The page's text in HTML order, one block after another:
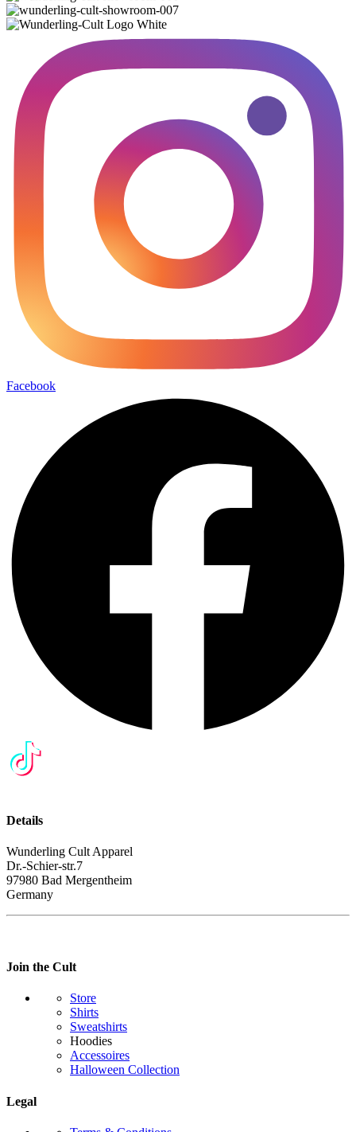
Facebook
Details
Wunderling Cult Apparel
Dr.-Schier-str.7
97980 Bad Mergentheim
Germany
Join the Cult
Store
Shirts
Sweatshirts
Hoodies
Accessoires
Halloween Collection
Legal